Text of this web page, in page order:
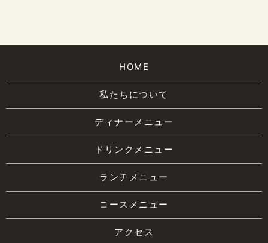
HOME
私たちについて
ディナーメニュー
ドリンクメニュー
ランチメニュー
コースメニュー
アクセス